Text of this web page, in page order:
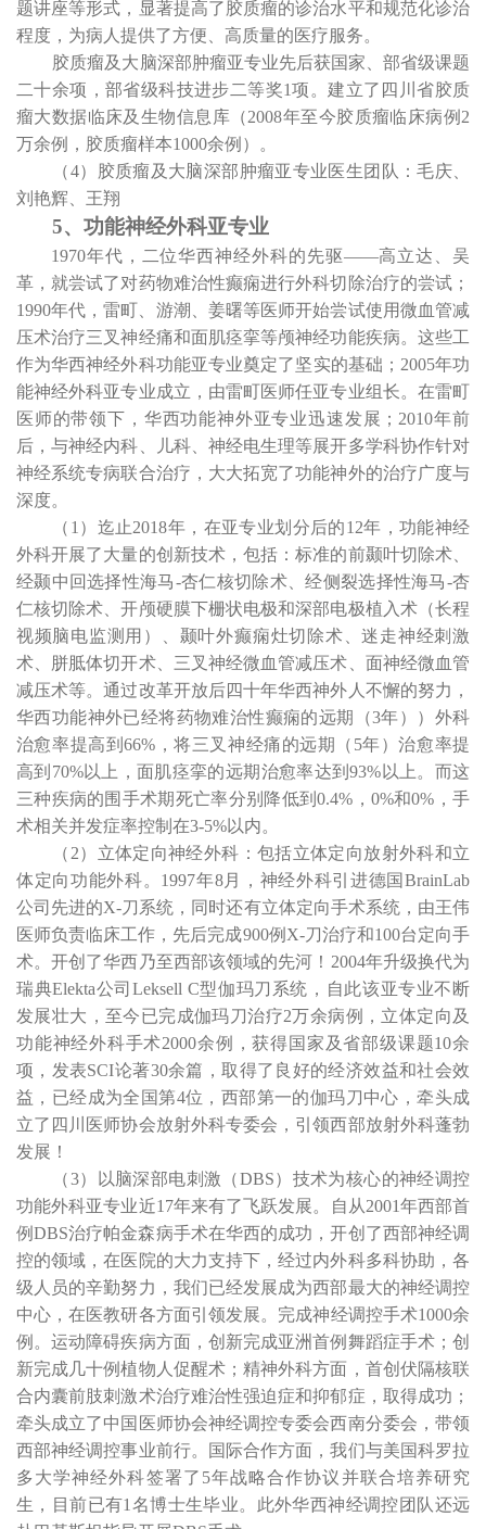
题讲座等形式，显著提高了胶质瘤的诊治水平和规范化诊治
程度，为病人提供了方便、高质量的医疗服务。
胶质瘤及大脑深部肿瘤亚专业先后获国家、部省级课题
二十余项，部省级科技进步二等奖1项。建立了四川省胶质
瘤大数据临床及生物信息库（2008年至今胶质瘤临床病例 2
万余例，胶质瘤样本1000余例）。
（4）胶质瘤及大脑深部肿瘤亚专业医生团队：毛庆、
刘艳辉、王翔
5、功能神经外科亚专业
1970年代，二位华西神经外科的先驱——高立达、吴
革，就尝试了对药物难治性癫痫进行外科切除治疗的尝试；
1990年代，雷町、游潮、姜曙等医师开始尝试使用微血管减
压术治疗三叉神经痛和面肌痉挛等颅神经功能疾病。这些工
作为华西神经外科功能亚专业奠定了坚实的基础； 2005年功
能神经外科亚专业成立，由雷町医师任亚专业组长。在雷町
医师的带领下，华西功能神外亚专业迅速发展； 2010年前
后，与神经内科、儿科、神经电生理等展开多学科协作针对
神经系统专病联合治疗，大大拓宽了功能神外的治疗广度与
深度。
（ 1 ）迄止2018年，在亚专业划分后的12年，功能神经
外科开展了大量的创新技术，包括：标准的前颞叶切除术、
经颞中回选择性海马-杏仁核切除术、经侧裂选择性海马-杏
仁核切除术、开颅硬膜下栅状电极和深部电极植入术（长程
视频脑电监测用）、颞叶外癫痫灶切除术、迷走神经刺激
术、胼胝体切开术、三叉神经微血管减压术、面神经微血管
减压术等。通过改革开放后四十年华西神外人不懈的努力，
华西功能神外已经将药物难治性癫痫的远期（3年））外科
治愈率提高到66% ，将三叉神经痛的远期（ 5年）治愈率提
高到 70%以上，面肌痉挛的远期治愈率达到93% 以上。而这
三种疾病的围手术期死亡率分别降低到0.4% ， 0%和0% ，手
术相关并发症率控制在3-5%以内。
（ 2）立体定向神经外科：包括立体定向放射外科和立
体定向功能外科。 1997年8月，神经外科引进德国BrainLab
公司先进的X-刀系统，同时还有立体定向手术系统，由王伟
医师负责临床工作，先后完成900例 X-刀治疗和100台定向手
术。开创了华西乃至西部该领域的先河！ 2004年升级换代为
瑞典Elekta公司Leksell C型伽玛刀系统，自此该亚专业不断
发展壮大，至今已完成伽玛刀治疗2万余病例，立体定向及
功能神经外科手术2000余例，获得国家及省部级课题10余
项，发表SCI论著30余篇，取得了良好的经济效益和社会效
益，已经成为全国第4位，西部第一的伽玛刀中心，牵头成
立了四川医师协会放射外科专委会，引领西部放射外科蓬勃
发展！
（3）以脑深部电刺激（DBS）技术为核心的神经调控
功能外科亚专业近17年来有了飞跃发展。自从2001年西部首
例DBS治疗帕金森病手术在华西的成功，开创了西部神经调
控的领域，在医院的大力支持下，经过内外科多科协助，各
级人员的辛勤努力，我们已经发展成为西部最大的神经调控
中心，在医教研各方面引领发展。完成神经调控手术1000余
例。运动障碍疾病方面，创新完成亚洲首例舞蹈症手术；创
新完成几十例植物人促醒术；精神外科方面，首创伏隔核联
合内囊前肢刺激术治疗难治性强迫症和抑郁症，取得成功；
牵头成立了中国医师协会神经调控专委会西南分委会，带领
西部神经调控事业前行。国际合作方面，我们与美国科罗拉
多大学神经外科签署了 5年战略合作协议并联合培养研究
生，目前已有1 名博士生毕业。此外华西神经调控团队还远